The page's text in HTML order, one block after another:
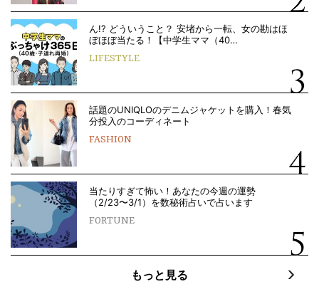
ん!? どういうこと？ 安堵から一転、女の勘はほ
ぼほぼ当たる！【中学生ママ（40…
LIFESTYLE
話題のUNIQLOのデニムジャケットを購入！春気
分投入のコーディネート
FASHION
当たりすぎて怖い！あなたの今週の運勢
（2/23〜3/1）を数秘術占いで占います
FORTUNE
もっと見る